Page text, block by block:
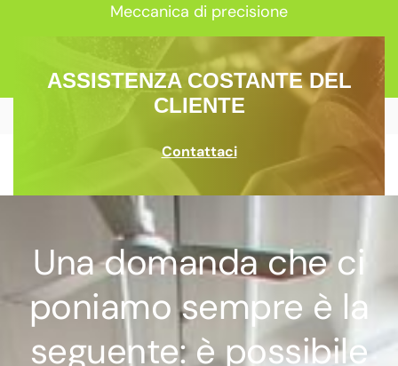
Meccanica di precisione
ASSISTENZA COSTANTE DEL
CLIENTE
Contattaci
Una domanda che ci
poniamo sempre è la
seguente: è possibile